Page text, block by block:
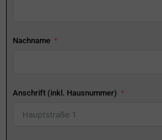
Nachname
Anschrift (inkl. Hausnummer)